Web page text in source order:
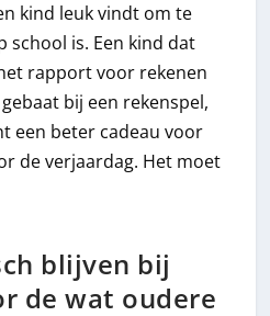
kind leuk vindt om te
school is. Een kind dat
rapport voor rekenen
bij een rekenspel,
een beter cadeau voor
de verjaardag. Het moet
blijven bij
de wat oudere